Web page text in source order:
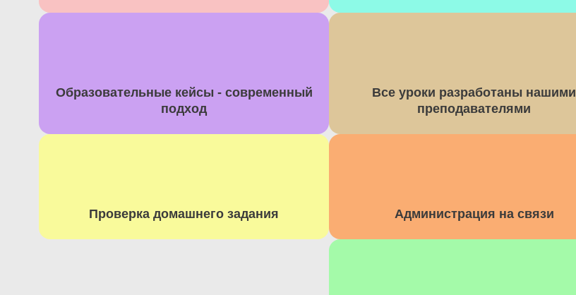
Образовательные кейсы - современный
подход​
Все уроки разработаны нашими
преподавателями​
Проверка домашнего задания​ Администрация на связи​